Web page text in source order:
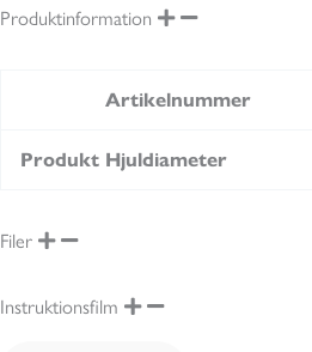
Produktinformation
Artikelnummer
Produkt Hjuldiameter
Filer
Instruktionsfilm